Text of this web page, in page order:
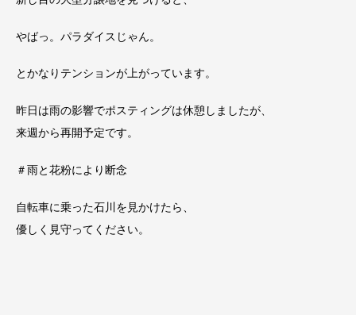
やばっ。パラダイスじゃん。
とかなりテンションが上がっています。
昨日は雨の影響でポスティングは休憩しましたが、
来週から再開予定です。
＃雨と花粉により断念
自転車に乗った石川を見かけたら、
優しく見守ってください。